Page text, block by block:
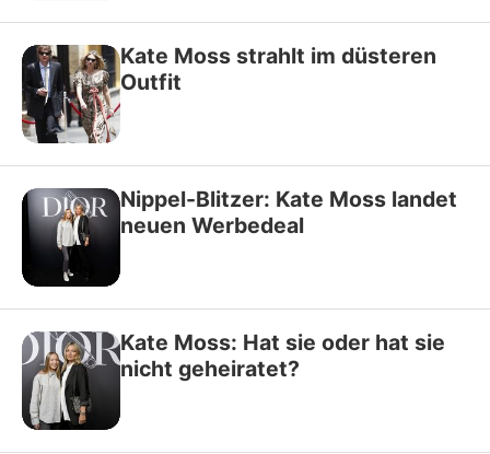
Kate Moss strahlt im düsteren
Outfit
Nippel-Blitzer: Kate Moss landet
neuen Werbedeal
Kate Moss: Hat sie oder hat sie
nicht geheiratet?